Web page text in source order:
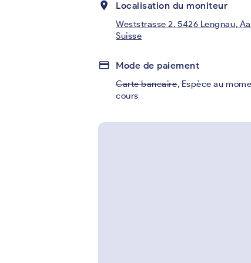
place Localisation du moniteur
Weststrasse 2. 5426 Lengnau,
Suisse
credit_card Mode de paiement
Carte bancaire, Espèce au
cours